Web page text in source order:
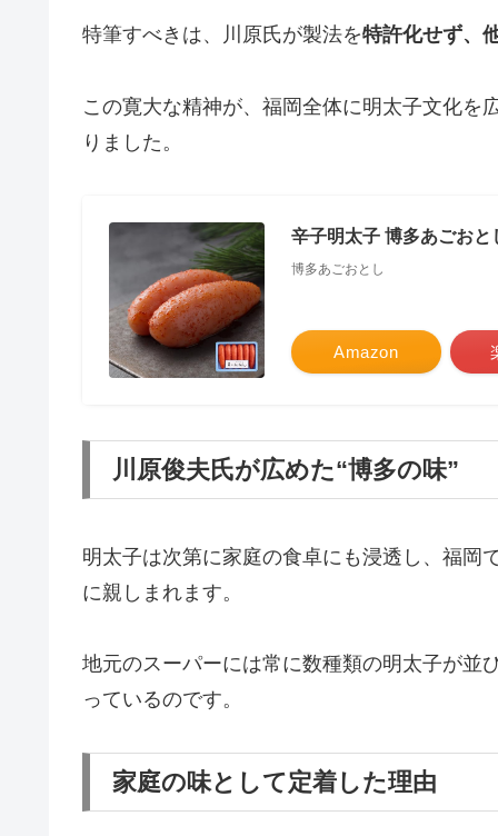
特筆すべきは、川原氏が製法を特許化せず、
この寛大な精神が、福岡全体に明太子文化を
りました。
辛子明太子 博多あごお
博多あごおとし
Amazon
川原俊夫氏が広めた“博多の味”
明太子は次第に家庭の食卓にも浸透し、福岡
に親しまれます。
地元のスーパーには常に数種類の明太子が並
っているのです。
家庭の味として定着した理由